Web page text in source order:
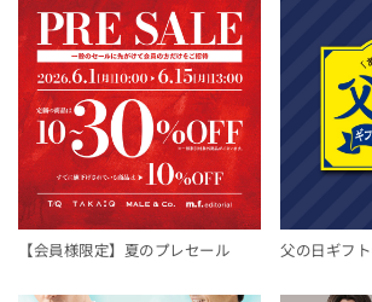
【会員様限定】夏のプレセール 父の日ギフ